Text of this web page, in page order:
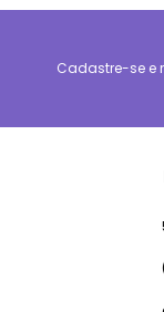
Cadastre-se e